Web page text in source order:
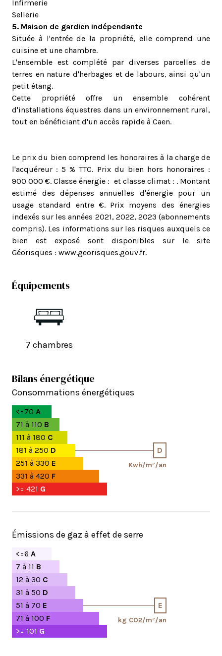
Infirmerie
Sellerie
5. Maison de gardien indépendante
Située à l'entrée de la propriété, elle comprend une
cuisine et une chambre.
L'ensemble est complété par diverses parcelles de
terres en nature d'herbages et de labours, ainsi qu'un
petit étang.
Cette propriété offre un ensemble cohérent
d'installations équestres dans un environnement rural,
tout en bénéficiant d'un accès rapide à Caen.
Le prix du bien comprend les honoraires à la charge de
l'acquéreur : 5 % TTC. Prix du bien hors honoraires :
900 000 €. Classe énergie : et classe climat : . Montant
estimé des dépenses annuelles d'énergie pour un
usage standard entre €. Prix moyens des énergies
indexés sur les années 2021, 2022, 2023 (abonnements
compris). Les informations sur les risques auxquels ce
bien est exposé sont disponibles sur le site
Géorisques : www.georisques.gouv.fr.
Équipements
7 chambres
Bilans énergétique
Consommations énergétiques
<=70 A
71 à 110 B
111 à 180 C
181 à 250 D D
Kwh/m²/an
251 à 330 E
331 à 420 F
>= 421 G
Émissions de gaz à effet de serre
<=6 A
7 à 11 B
12 à 30 C
31 à 50 D
51 à 70 E E
kg CO2/m²/an
71 à 100 F
>= 101 G